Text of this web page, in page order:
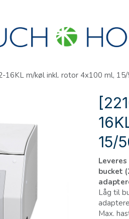
16KL m/køl inkl. rotor 4x100 ml,
15/
bucket
Låg til
Max.